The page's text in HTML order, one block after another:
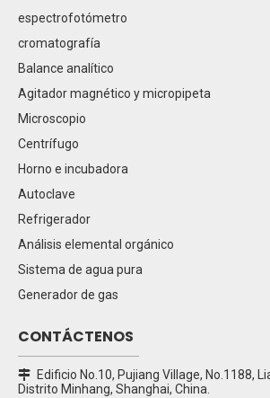
espectrofotómetro
cromatografía
Balance analítico
Agitador magnético y micropipeta
Microscopio
Centrífugo
Horno e incubadora
Autoclave
Refrigerador
Análisis elemental orgánico
Sistema de agua pura
Generador de gas
CONTÁCTENOS

Edificio No.10, Pujiang Village, No.1188,
Distrito Minhang, Shanghai, China.